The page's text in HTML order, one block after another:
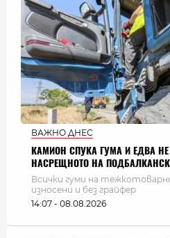
ВАЖНО ДНЕС
КАМИОН СПУКА ГУМА И ЕДВА
НАСРЕЩНОТО НА
Всички гуми на
износени и без грайфер
14:07 - 08.08.2026